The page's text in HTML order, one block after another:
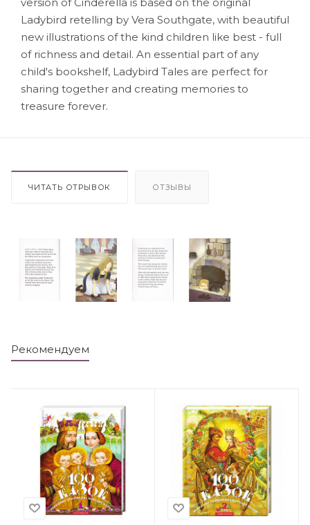
Ladybird retelling by Vera Southgate, with beautiful
new illustrations of the kind children like best - full
of richness and detail. An essential part of any
child's bookshelf, Ladybird Tales are perfect for
sharing together and creating memories to
treasure forever.
ЧИТАТЬ ОТРЫВОК ОТЗЫВЫ
Рекомендуем